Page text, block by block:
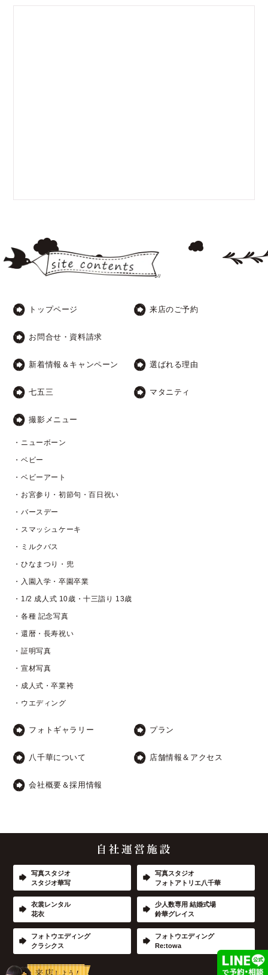
トップページ 来店のご予約
お問合せ・資料請求
新着情報＆キャンペーン 選ばれる理由
七五三 マタニティ
撮影メニュー
・ニューボーン
・ベビー
・ベビーアート
・お宮参り・初節句・百日祝い
・バースデー
・スマッシュケーキ
・ミルクバス
・ひなまつり・兜
・入園入学・卒園卒業
・1/2 成人式 10歳・十三詣り 13歳
・各種 記念写真
・還暦・長寿祝い
・証明写真
・宣材写真
・成人式・卒業袴
・ウエディング
フォトギャラリー プラン
八千華について 店舗情報＆アクセス
会社概要＆採用情報
写真スタジオ
スタジオ華写
写真スタジオ
フォトアトリエ八千華
衣裳レンタル
花衣
少人数専用 結婚式場
鈴華グレイス
フォトウエディング
クラシクス
フォトウエディング
Re:towa